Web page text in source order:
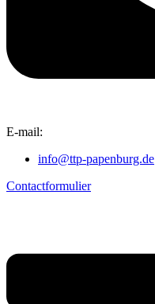
E-mail:
info@ttp-papenburg.de
Contactformulier